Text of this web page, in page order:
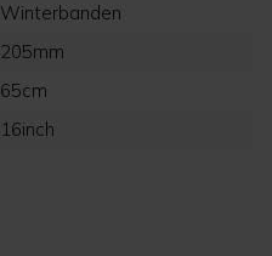
Winterbanden
205mm
65cm
16inch